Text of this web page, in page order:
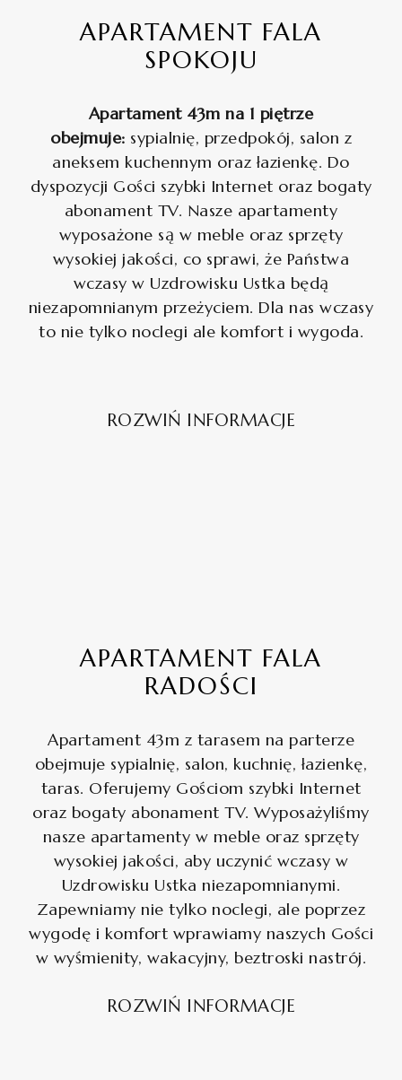
APARTAMENT FALA
SPOKOJU
Apartament 43m na 1 piętrze
obejmuje: sypialnię, przedpokój, salon z
aneksem kuchennym oraz łazienkę. Do
dyspozycji Gości szybki Internet oraz bogaty
abonament TV. Nasze apartamenty
wyposażone są w meble oraz sprzęty
wysokiej jakości, co sprawi, że Państwa
wczasy w Uzdrowisku Ustka będą
niezapomnianym przeżyciem. Dla nas wczasy
to nie tylko noclegi ale komfort i wygoda.
ROZWIŃ INFORMACJE
APARTAMENT FALA
RADOŚCI
Apartament 43m z tarasem na parterze
obejmuje sypialnię, salon, kuchnię, łazienkę,
taras. Oferujemy Gościom szybki Internet
oraz bogaty abonament TV. Wyposażyliśmy
nasze apartamenty w meble oraz sprzęty
wysokiej jakości, aby uczynić wczasy w
Uzdrowisku Ustka niezapomnianymi.
Zapewniamy nie tylko noclegi, ale poprzez
wygodę i komfort wprawiamy naszych Gości
w wyśmienity, wakacyjny, beztroski nastrój.
ROZWIŃ INFORMACJE